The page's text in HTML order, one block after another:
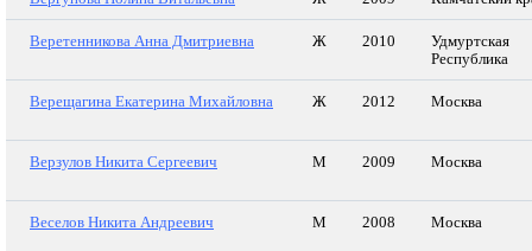
Веретенникова Анна Дмитриевна Ж 2010
Удмуртская
Республика
Верещагина Екатерина Михайловна Ж 2012 Москва
Верзулов Никита Сергеевич М 2009 Москва
Веселов Никита Андреевич М 2008 Москва